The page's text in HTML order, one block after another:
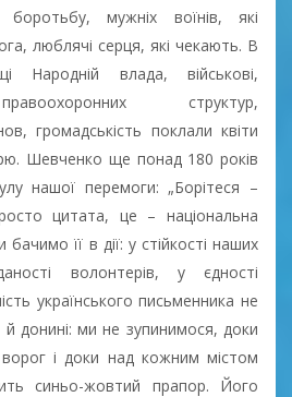
боротьбу, мужніх воїнів, які
люблячі серця, які чекають. В
Народній влада, військові,
структур,
громадськість поклали квіти
Шевченко ще понад 180 років
нашої перемоги: „Борітеся –
цитата, це – національна
бачимо її в дії: у стійкості наших
волонтерів, у єдності
українського письменника не
й донині: ми не зупинимося, доки
і доки над кожним містом
синьо-жовтий прапор. Його